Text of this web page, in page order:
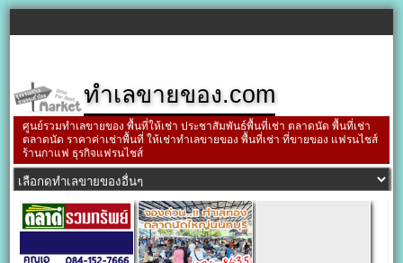
ทำเลขายของ.com
ศูนย์รวมทำเลขายของ พื้นที่ให้เช่า ประชาสัมพันธ์พื้นที่เช่า ตลาดนัด พื้นที่เช่า
ตลาดนัด ราคาค่าเช่าพื้นที่ ให้เช่าทำเลขายของ พื้นที่เช่า ที่ขายของ แฟรนไชส์
ร้านกาแฟ ธุรกิจแฟรนไชส์